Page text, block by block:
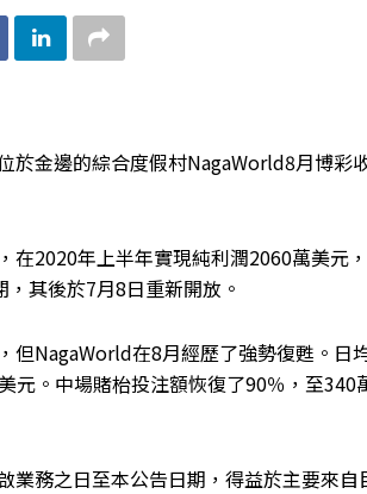
於金邊的綜合度假村NagaWorld8月博彩
在2020年上半年實現純利潤2060萬美元
其後於7月8日重新開放。
但NagaWorld在8月經歷了強勢復甦。日
元。中場賭枱投注額恢復了90％，至
業務之日至本公告日期，得益於主要來